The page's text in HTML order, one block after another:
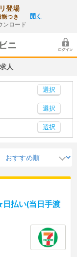
登場
つき
ンロード
開く
人
選択
選択
払い(当日手渡